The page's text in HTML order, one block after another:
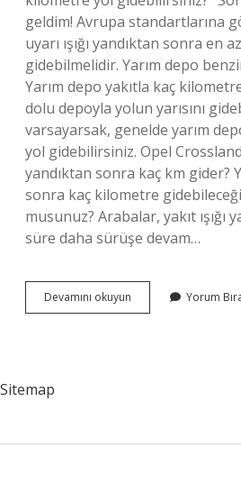
geldim! Avrupa standartlarına
uyarı ışığı yandıktan sonra en
gidebilmelidir. Yarım depo
Yarım depo yakıtla kaç
dolu depoyla yolun yarısını
varsayarsak, genelde yarım
yol gidebilirsiniz. Opel Crossland
yandıktan sonra kaç km gider?
sonra kaç kilometre
musunuz? Arabalar, yakıt ışığı
süre daha sürüşe devam…
Devamını okuyun
Corsa
Gider
Yorum
Sitemap